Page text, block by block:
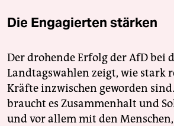
Die Engagierten stärken
Der drohende Erfolg der AfD bei
Landtagswahlen zeigt, wie stark
Kräfte inzwischen geworden
braucht es Zusammenhalt und
und vor allem mit den